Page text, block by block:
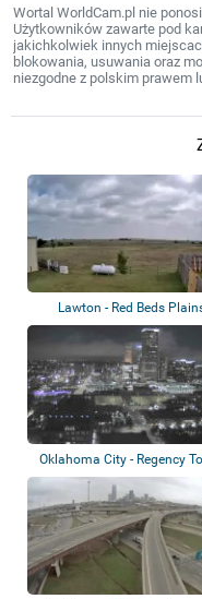
Wortal WorldCam.pl nie
Użytkowników zawarte pod
jakichkolwiek innych
blokowania, usuwania oraz
niezgodne z polskim prawem
Lawton - Red Beds
Oklahoma City - Regency